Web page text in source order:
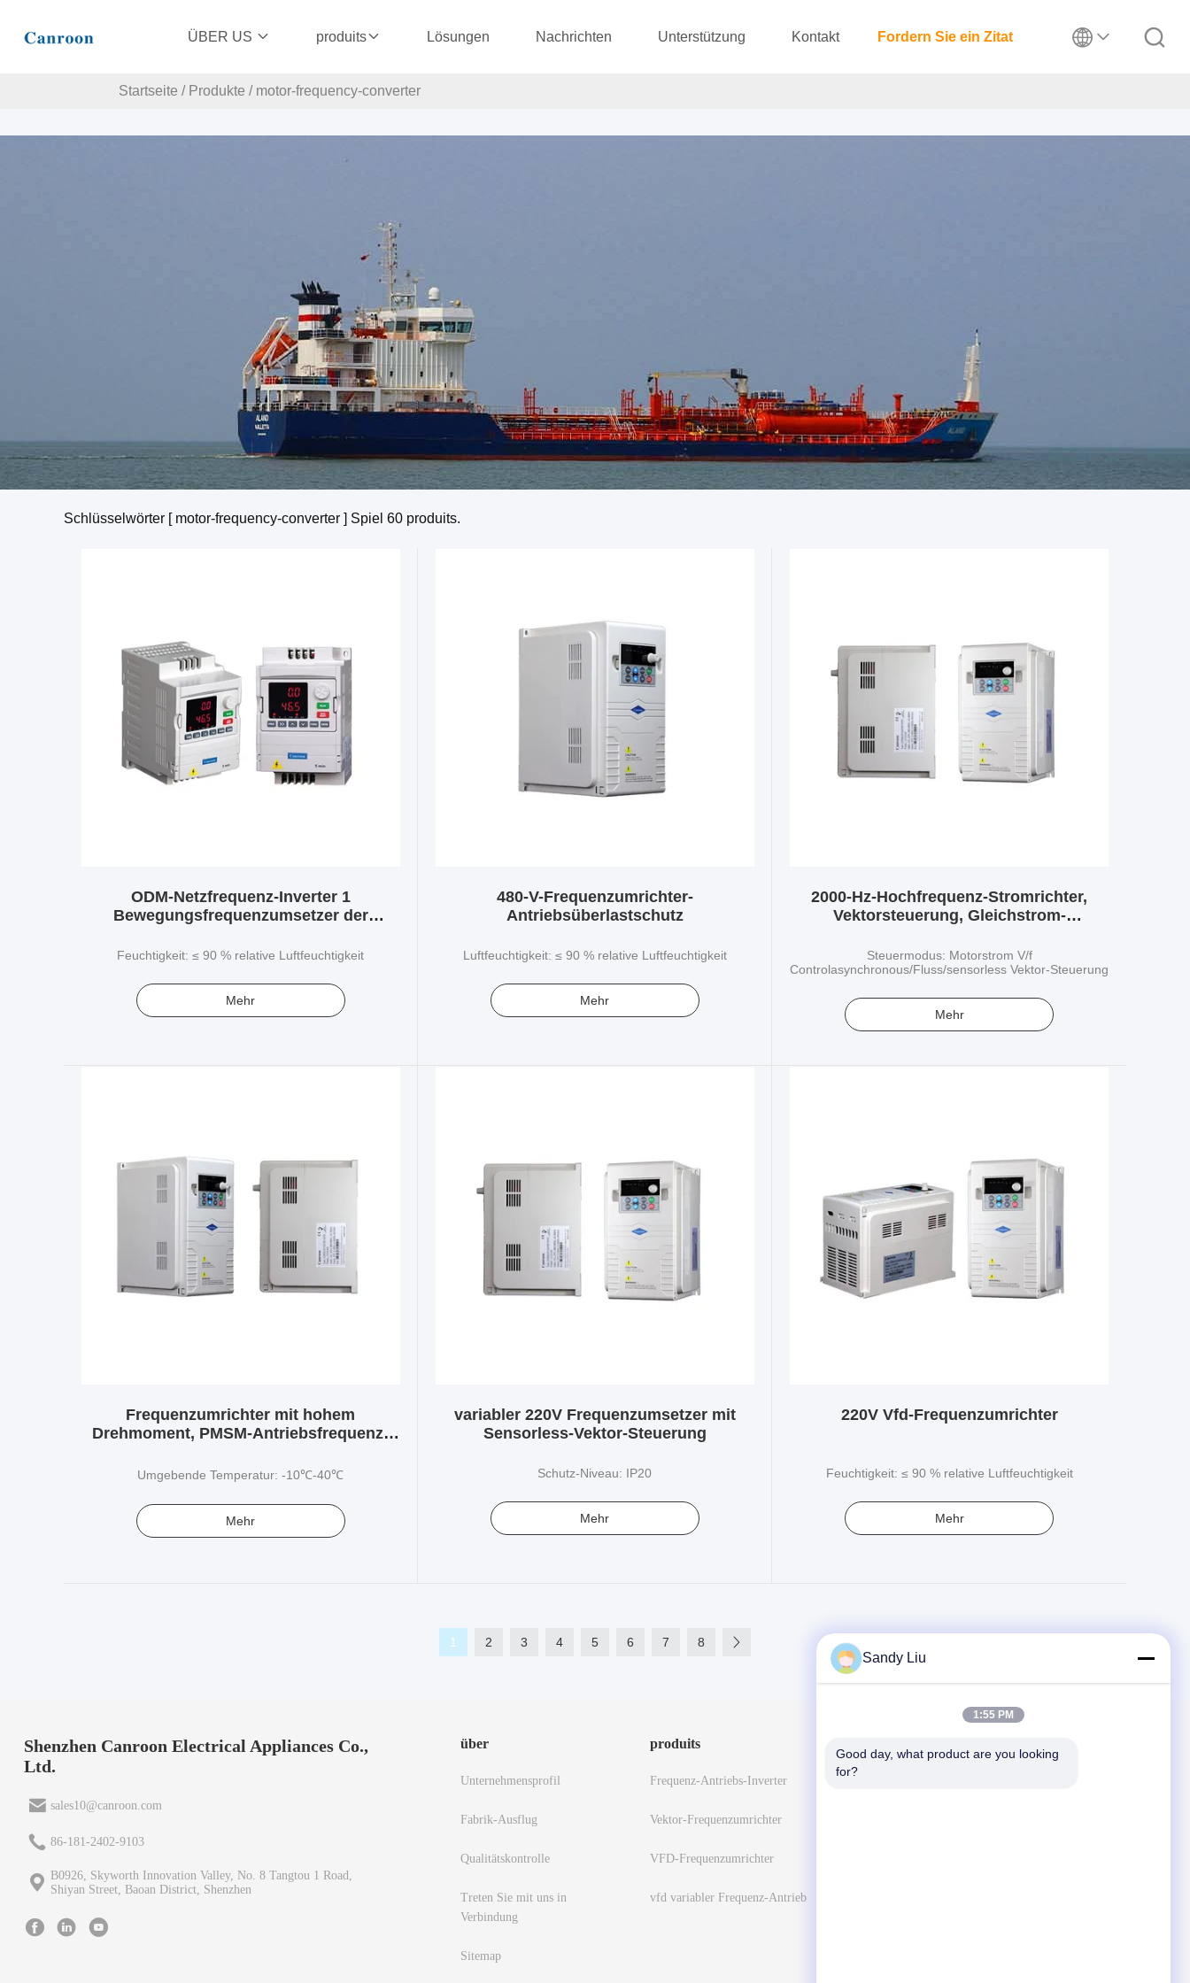
ÜBER US produits Lösungen Nachrichten Unterstützung Kontakt Fordern Sie ein Zitat
Startseite / Produkte / motor-frequency-converter
Schlüsselwörter [ motor-frequency-converter ] Spiel 60 produits.
ODM-Netzfrequenz-Inverter 1
Bewegungsfrequenzumsetzer der
Feuchtigkeit: ≤ 90 % relative Luftfeuchtigkeit
Mehr
480-V-Frequenzumrichter-
Antriebsüberlastschutz
Luftfeuchtigkeit: ≤ 90 % relative Luftfeuchtigkeit
Mehr
2000-Hz-Hochfrequenz-Stromrichter,
Vektorsteuerung, Gleichstrom-
Steuermodus: Motorstrom V/f
Controlasynchronous/Fluss/sensorless Vektor-Steuerung
Mehr
Frequenzumrichter mit hohem
Drehmoment, PMSM-Antriebsfrequenz-
Umgebende Temperatur: -10℃-40℃
Mehr
variabler 220V Frequenzumsetzer mit
Sensorless-Vektor-Steuerung
Schutz-Niveau: IP20
Mehr
220V Vfd-Frequenzumrichter
Feuchtigkeit: ≤ 90 % relative Luftfeuchtigkeit
Mehr
1 2 3 4 5 6 7 8
Shenzhen Canroon Electrical Appliances Co.,
Ltd.
sales10@canroon.com
86-181-2402-9103
B0926, Skyworth Innovation Valley, No. 8 Tangtou 1 Road,
Shiyan Street, Baoan District, Shenzhen
über
Unternehmensprofil
Fabrik-Ausflug
Qualitätskontrolle
Treten Sie mit uns in
Verbindung
Sitemap
produits
Frequenz-Antriebs-Inverter
Vektor-Frequenzumrichter
VFD-Frequenzumrichter
vfd variabler Frequenz-Antrieb
Sandy Liu
1:55 PM
Good day, what product are you looking
for?